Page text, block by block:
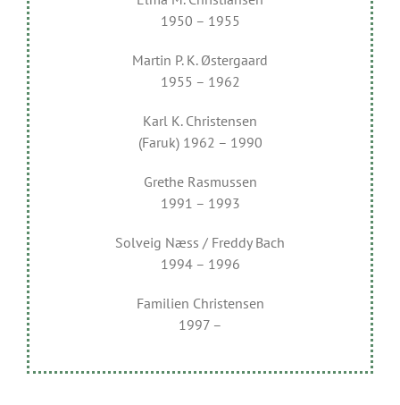
1950 – 1955
Martin P. K. Østergaard
1955 – 1962
Karl K. Christensen
(Faruk) 1962 – 1990
Grethe Rasmussen
1991 – 1993
Solveig Næss / Freddy Bach
1994 – 1996
Familien Christensen
1997 –